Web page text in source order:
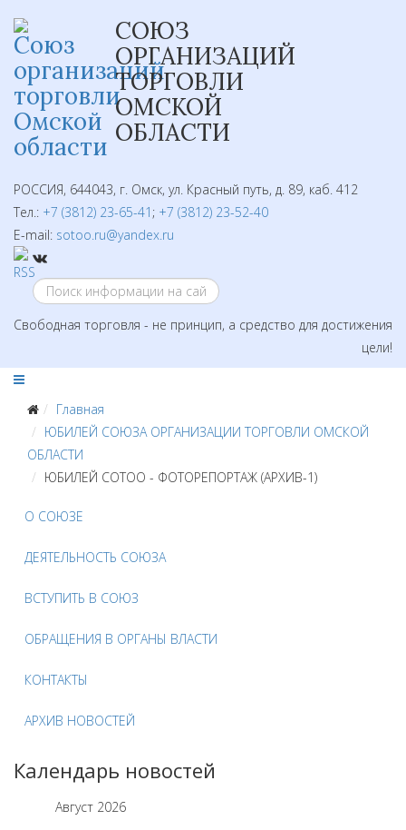
СОЮЗ
ОРГАНИЗАЦИЙ
ТОРГОВЛИ
ОМСКОЙ
ОБЛАСТИ
РОССИЯ, 644043, г. Омск, ул. Красный путь, д. 89, каб. 412
Тел.: +7 (3812) 23-65-41 ; +7 (3812) 23-52-40
E-mail: sotoo.ru@yandex.ru
Свободная торговля - не принцип, а средство для достижения
цели!
Главная
ЮБИЛЕЙ СОЮЗА ОРГАНИЗАЦИИ ТОРГОВЛИ ОМСКОЙ
ОБЛАСТИ
ЮБИЛЕЙ СОТОО - ФОТОРЕПОРТАЖ (АРХИВ-1)
О СОЮЗЕ
ДЕЯТЕЛЬНОСТЬ СОЮЗА
ВСТУПИТЬ В СОЮЗ
ОБРАЩЕНИЯ В ОРГАНЫ ВЛАСТИ
КОНТАКТЫ
АРХИВ НОВОСТЕЙ
Календарь новостей
Август 2026